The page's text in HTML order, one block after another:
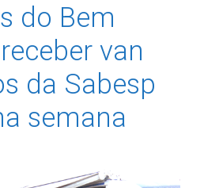
do Bem
van
da Sabesp
semana